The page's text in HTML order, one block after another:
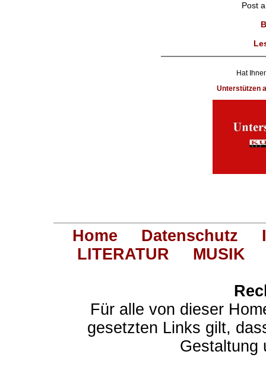
Post
Hat
Unterstützen
Home Datenschutz
LITERATUR
MUSIK
Für alle von dieser
gesetzten Links gilt,
Gestaltung